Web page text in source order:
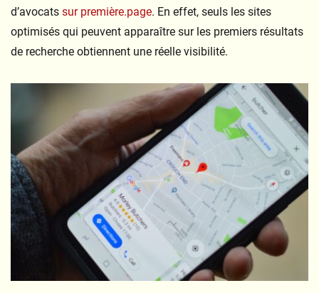
d’avocats sur première.page. En effet, seuls les sites
optimisés qui peuvent apparaître sur les premiers résultats
de recherche obtiennent une réelle visibilité.